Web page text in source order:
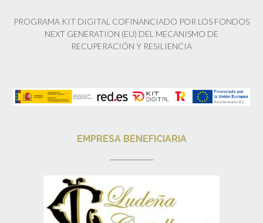
PROGRAMA KIT DIGITAL COFINANCIADO POR LOS FONDOS
NEXT GENERATION (EU) DEL MECANISMO DE
RECUPERACIÓN Y RESILIENCIA
EMPRESA BENEFICIARIA